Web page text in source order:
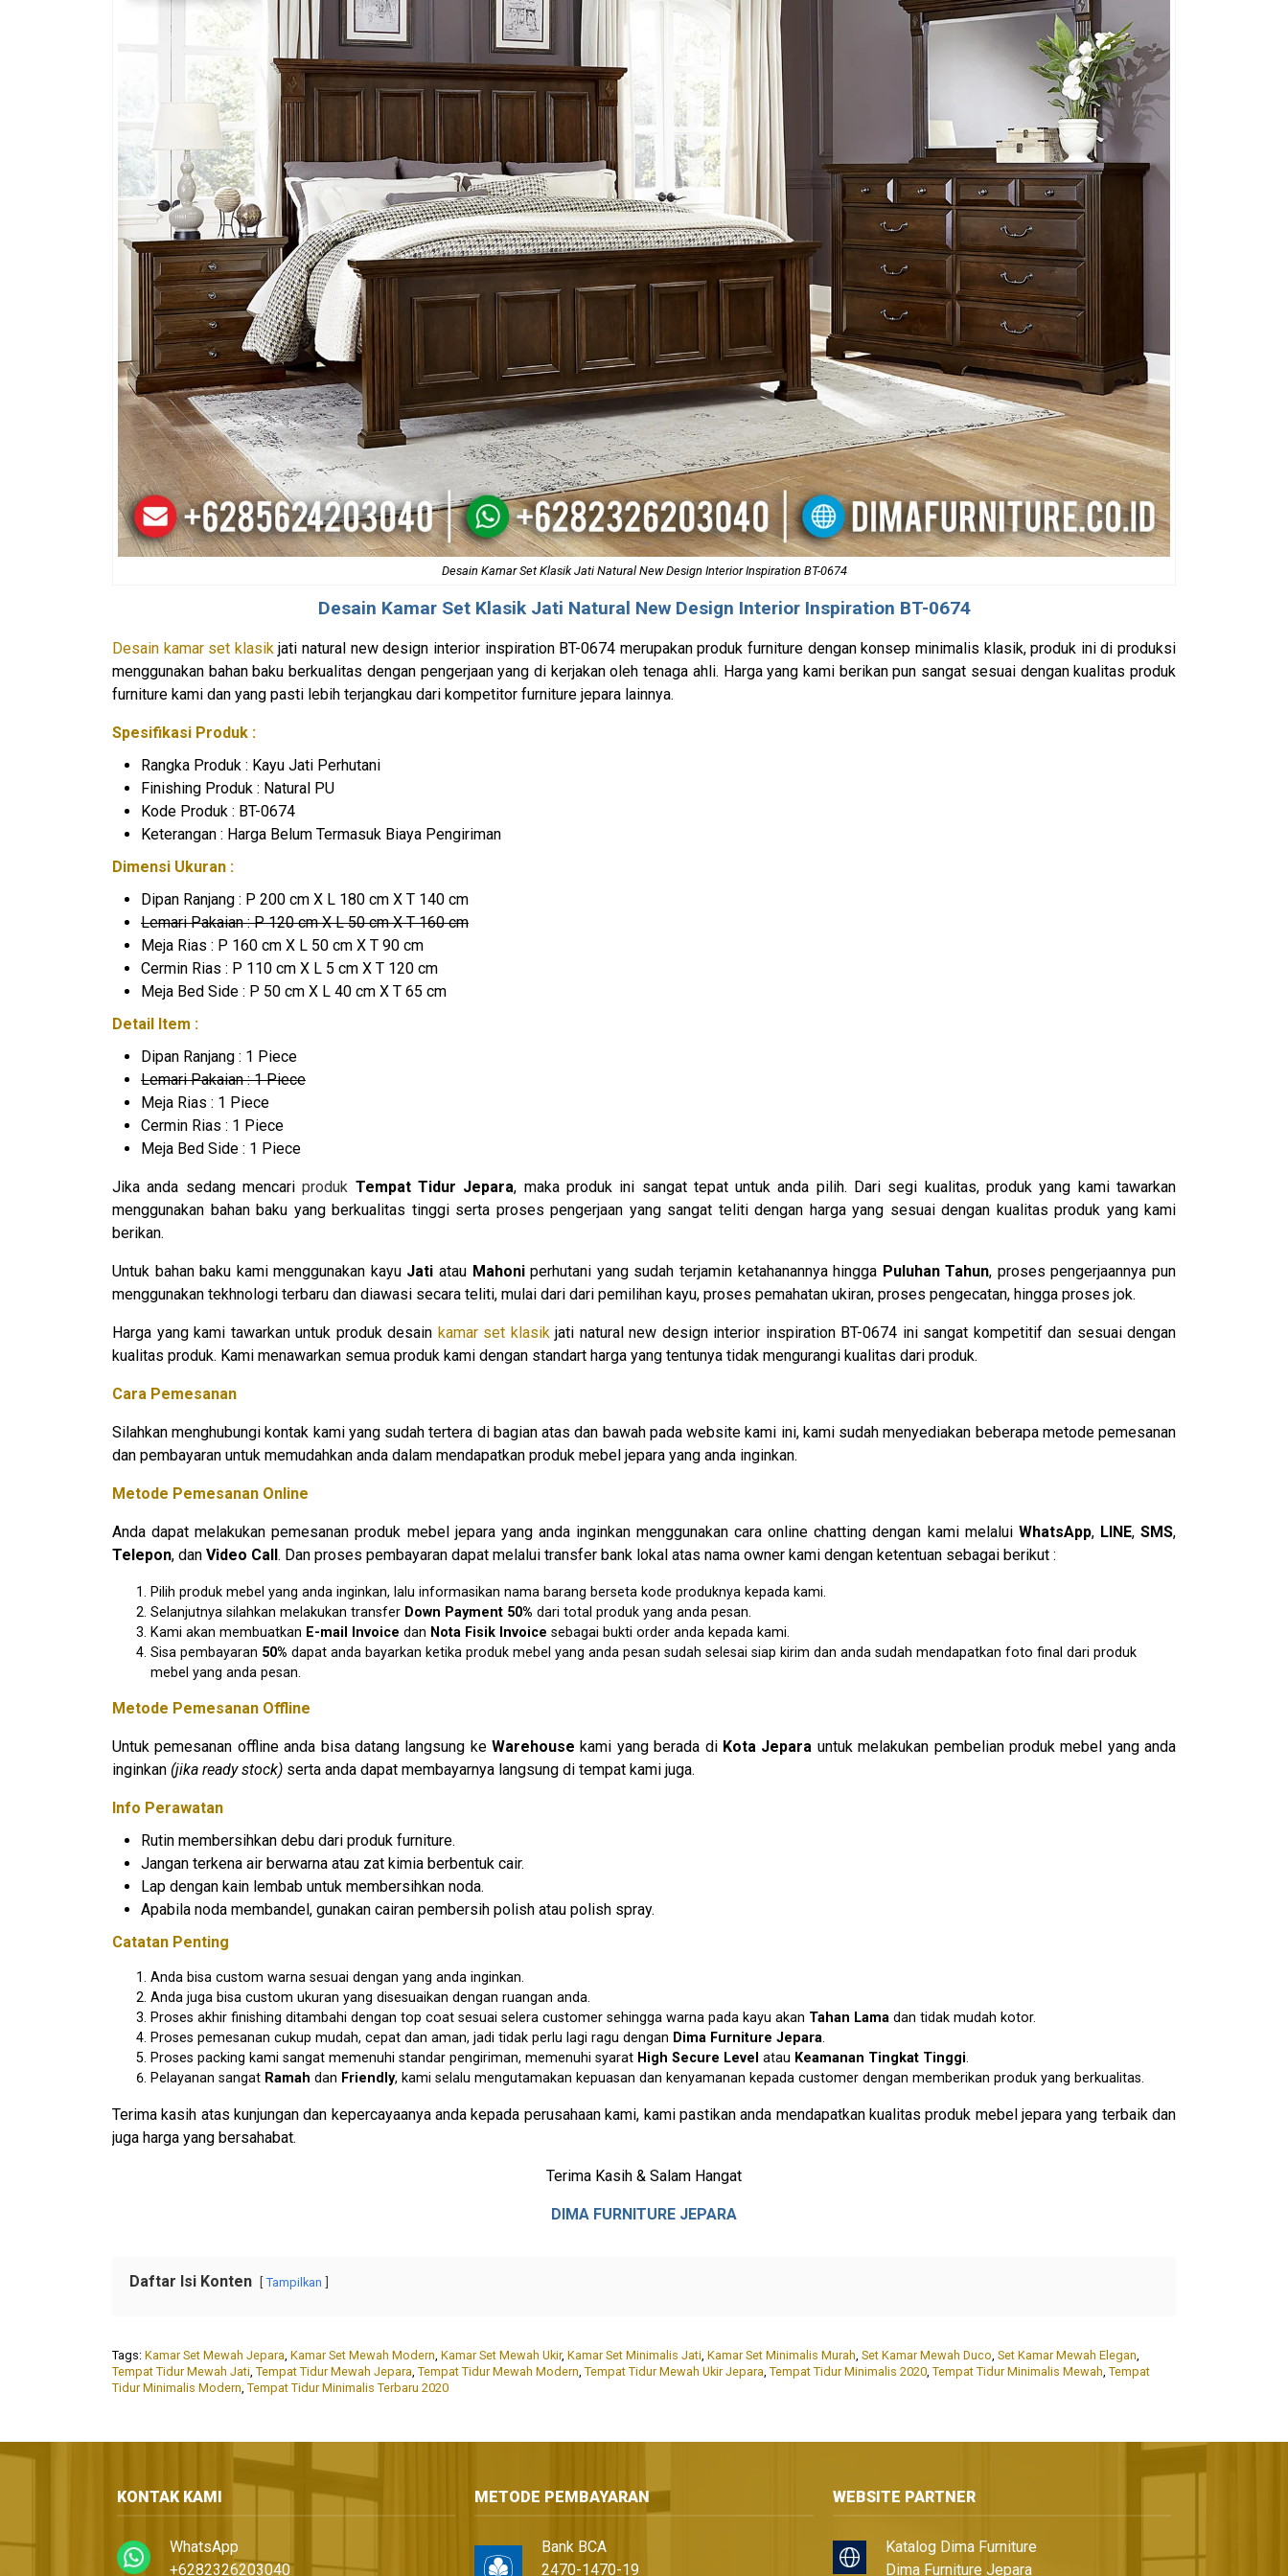
Desain Kamar Set Klasik Jati Natural New Design Interior Inspiration BT-0674
Desain Kamar Set Klasik Jati Natural New Design Interior Inspiration BT-0674
Desain kamar set klasikjati natural new design interior inspiration BT-0674 merupakan produk furniture dengan konsep minimalis klasik, produk ini di produksi
menggunakan bahan baku berkualitas dengan pengerjaan yang di kerjakan oleh tenaga ahli. Harga yang kami berikan pun sangat sesuai dengan kualitas produk
furniture kami dan yang pasti lebih terjangkau dari kompetitor furniture jepara lainnya.
Spesifikasi Produk :
Rangka Produk : Kayu Jati Perhutani
Finishing Produk : Natural PU
Kode Produk : BT-0674
Keterangan : Harga Belum Termasuk Biaya Pengiriman
Dimensi Ukuran :
Dipan Ranjang : P 200 cm X L 180 cm X T 140 cm
Lemari Pakaian : P 120 cm X L 50 cm X T 160 cm
Meja Rias : P 160 cm X L 50 cm X T 90 cm
Cermin Rias : P 110 cm X L 5 cm X T 120 cm
Meja Bed Side : P 50 cm X L 40 cm X T 65 cm
Detail Item :
Dipan Ranjang : 1 Piece
Lemari Pakaian : 1 Piece
Meja Rias : 1 Piece
Cermin Rias : 1 Piece
Meja Bed Side : 1 Piece
Jika anda sedang mencariproduk Tempat Tidur Jepara, maka produk ini sangat tepat untuk anda pilih. Dari segi kualitas, produk yang kami tawarkan
menggunakan bahan baku yang berkualitas tinggi serta proses pengerjaan yang sangat teliti dengan harga yang sesuai dengan kualitas produk yang kami
berikan.
Untuk bahan baku kami menggunakan kayu Jati atau Mahoniperhutani yang sudah terjamin ketahanannya hingga Puluhan Tahun, proses pengerjaannya pun
menggunakan tekhnologi terbaru dan diawasi secara teliti, mulai dari dari pemilihan kayu, proses pemahatan ukiran, proses pengecatan, hingga proses jok.
Harga yang kami tawarkan untuk produk desain kamar set klasikjati natural new design interior inspiration BT-0674 ini sangat kompetitif dan sesuai dengan
kualitas produk. Kami menawarkan semua produk kami dengan standart harga yang tentunya tidak mengurangi kualitas dari produk.
Cara Pemesanan
Silahkan menghubungi kontak kami yang sudah tertera di bagian atas dan bawah pada website kami ini, kami sudah menyediakan beberapa metode pemesanan
dan pembayaran untuk memudahkan anda dalam mendapatkan produk mebel jepara yang anda inginkan.
Metode Pemesanan Online
Anda dapat melakukan pemesanan produk mebel jepara yang anda inginkan menggunakan cara online chatting dengan kami melalui WhatsApp, LINE,SMS,
Telepon, dan Video Call. Dan proses pembayaran dapat melalui transfer bank lokal atas nama owner kami dengan ketentuan sebagai berikut :
Pilih produk mebel yang anda inginkan, lalu informasikan nama barang berseta kode produknya kepada kami.
Selanjutnya silahkan melakukan transfer Down Payment 50% dari total produk yang anda pesan.
Kami akan membuatkan E-mail Invoice dan N ota Fisik Invoice sebagai bukti order anda kepada kami.
Sisa pembayaran 50% dapat anda bayarkan ketika produk mebel yang anda pesan sudah selesai siap kirim dan anda sudah mendapatkan foto final dari produk
mebel yang anda pesan.
Metode Pemesanan Offline
Untuk pemesanan offline anda bisa datang langsung keWarehouse kami yang berada di Kota Jepara untuk melakukan pembelian produk mebel yang anda
inginkan (jika ready stock) serta anda dapat membayarnya langsung di tempat kami juga.
Info Perawatan
Rutin membersihkan debu dari produk furniture.
Jangan terkena air berwarna atau zat kimia berbentuk cair.
Lap dengan kain lembab untuk membersihkan noda.
Apabila noda membandel, gunakan cairan pembersih polish atau polish spray.
Catatan Penting
Anda bisa custom warna sesuai dengan yang anda inginkan.
Anda juga bisa custom ukuran yang disesuaikan dengan ruangan anda.
Proses akhir finishing ditambahi dengan top coat sesuai selera customer sehingga warna pada kayu akan Tahan Lama dan tidak mudah kotor.
Proses pemesanan cukup mudah, cepat dan aman, jadi tidak perlu lagi ragu dengan Dima Furniture Jepara.
Proses packing kami sangat memenuhi standar pengiriman, memenuhi syarat High Secure Level atau Keamanan Tingkat Tinggi.
Pelayanan sangat Ramah dan Friendly, kami selalu mengutamakan kepuasan dan kenyamanan kepada customer dengan memberikan produk yang berkualitas.
Terima kasih atas kunjungan dan kepercayaanya anda kepada perusahaan kami, kami pastikan anda mendapatkan kualitas produk mebel jepara yang terbaik dan
juga harga yang bersahabat.
Terima Kasih & Salam Hangat
DIMA FURNITURE JEPARA
Daftar Isi Konten Tampilkan
Tags: Kamar Set Mewah Jepara Kamar Set Mewah Modern Kamar Set Mewah Ukir, Kamar Set Minimalis Jati Kamar Set Minimalis Murah Set Kamar Mewah Duco Set Kamar Mewah Elegan
Tempat Tidur Mewah Jati Tempat Tidur Mewah Jepara Tempat Tidur Mewah Modern Tempat Tidur Mewah Ukir Jepara Tempat Tidur Minimalis 2020 Tempat Tidur Minimalis Mewah Tempat
Tidur Minimalis Modern Tempat Tidur Minimalis Terbaru 2020
KONTAK KAMI
WhatsApp
+6282326203040
METODE PEMBAYARAN
Bank BCA
2470-1470-19
WEBSITE PARTNER
Katalog Dima Furniture
Dima Furniture Jepara